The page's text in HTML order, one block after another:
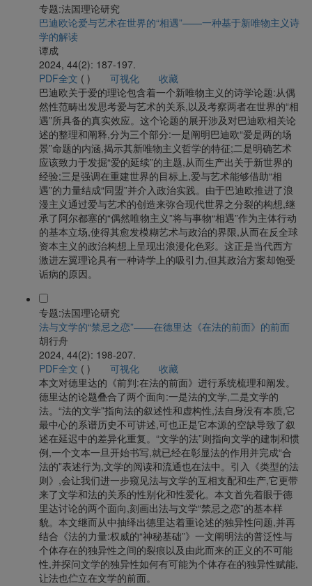
专题:法国理论研究
巴迪欧论爱与艺术在世界的“相遇”——一种基于新唯物主义诗
学的解读
谭成
2024, 44(2): 187-197.
PDF全文 ( ) 可视化
收藏
巴迪欧关于爱的理论包含着一个新唯物主义的诗学论题:从偶
然性范畴出发思考爱与艺术的关系,以及考察两者在世界的“相
遇”所具备的真实效应。这个论题的展开涉及对巴迪欧相关论
述的整理和阐释,分为三个部分:一是阐明巴迪欧“爱是两的场
景”命题的内涵,揭示其新唯物主义哲学的特征;二是明确艺术
应该致力于发掘“爱的延续”的主题,从而生产出关于新世界的
经验;三是强调在重建世界的目标上,爱与艺术能够借助“相
遇”的力量结成“同盟”并介入政治实践。由于巴迪欧推进了浪
漫主义通过爱与艺术的创造来弥合现代世界之分裂的构想,继
承了阿尔都塞的“偶然唯物主义”将与事物“相遇”作为主体行动
的基本立场,使得其愈发模糊艺术与政治的界限,从而在反全球
资本主义的政治构想上呈现出浪漫化色彩。这正是当代西方
激进左翼理论具有一种诗学上的吸引力,但其政治方案却饱受
诟病的原因。
专题:法国理论研究
法与文学的“禁忌之恋”——在德里达《在法的前面》的前面
胡行舟
2024, 44(2): 198-207.
PDF全文 ( ) 可视化
收藏
本文对德里达的《前判:在法的前面》进行系统梳理和阐发。
德里达的论题叠合了两个面向:一是法的文学,二是文学的
法。“法的文学”指向法的叙述性和虚构性,法自身没有本质,它
最中心的系谱历史不可讲述,可也正是它本源的空缺导致了叙
述在延迟中的差异化重复。“文学的法”则指向文学的建制和惯
例,一个文本一旦开始书写,就已经在彰显法的作用并完成“合
法的”表述行为,文学的阅读和流通也在法中。引入《类型的法
则》,会让我们进一步窥见法与文学的互相支配和生产,它更带
来了文学和法的关系的性别化和性爱化。本文首先着眼于德
里达讨论的两个面向,刻画出法与文学“禁忌之恋”的基本样
貌。本文继而从中抽绎出德里达着重论述的独异性问题,并再
结合《法的力量:权威的“神秘基础”》一文阐明法的普泛性与
个体存在的独异性之间的裂痕以及由此而来的正义的不可能
性,并探问文学的独异性如何有可能为个体存在的独异性赋能,
让法也伫立在文学的前面。